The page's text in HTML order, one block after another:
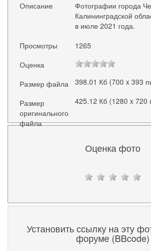
Описание
Фотографии города
Калининградской
в июле 2021 года.
Просмотры
1265
Оценка
Размер файла
398.01 Кб (700 x 393
Размер
оригинального
файла
425.12 Кб (1280 x 720
Оценка фото
Установить ссылку на эту
форуме (BBcode)